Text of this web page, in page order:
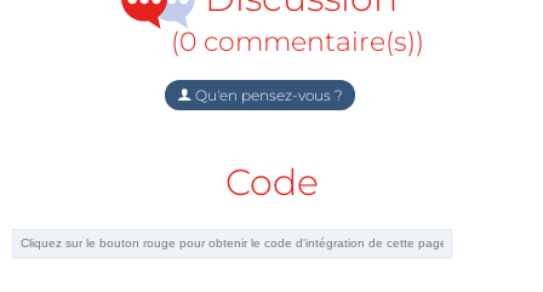
Raspberry Pi, le NanoSound semble vous chanter
« personnalisez-moi » ! Il a des atouts pour ça :
6 boutons GPIO simples (code source Python
(Lircd.conf fourni pour lire l'entrée du bouton)
pilote d'affichage Python est open source)
(0 commentaire(s))
Qu'en pensez-vous ?
Code